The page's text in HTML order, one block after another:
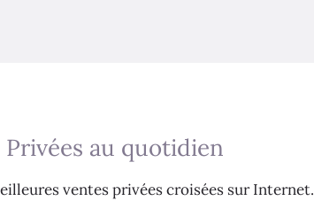
au quotidien
ventes privées croisées sur Internet.